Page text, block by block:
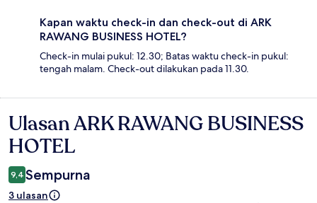
Kapan waktu check-in dan check-out di ARK
RAWANG BUSINESS HOTEL?
Check-in mulai pukul: 12.30; Batas waktu check-in pukul:
tengah malam. Check-out dilakukan pada 11.30.
Ulasan
Ulasan ARK RAWANG BUSINESS
HOTEL
9,4 Sempurna
3 ulasan